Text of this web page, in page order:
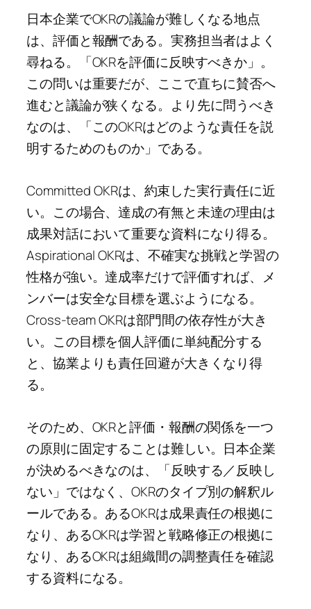
日本企業でOKRの議論が難しくなる地点
は、評価と報酬である。実務担当者はよく
尋ねる。「OKRを評価に反映すべきか」。
この問いは重要だが、ここで直ちに賛否へ
進むと議論が狭くなる。より先に問うべき
なのは、「このOKRはどのような責任を説
明するためのものか」である。
Committed OKRは、約束した実行責任に近
い。この場合、達成の有無と未達の理由は
成果対話において重要な資料になり得る。
Aspirational OKRは、不確実な挑戦と学習の
性格が強い。達成率だけで評価すれば、メ
ンバーは安全な目標を選ぶようになる。
Cross-team OKRは部門間の依存性が大き
い。この目標を個人評価に単純配分する
と、協業よりも責任回避が大きくなり得
る。
そのため、OKRと評価・報酬の関係を一つ
の原則に固定することは難しい。日本企業
が決めるべきなのは、「反映する／反映し
ない」ではなく、OKRのタイプ別の解釈ル
ールである。あるOKRは成果責任の根拠に
なり、あるOKRは学習と戦略修正の根拠に
なり、あるOKRは組織間の調整責任を確認
する資料になる。